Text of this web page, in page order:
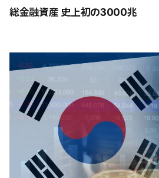
総金融資産 史上初の3000兆